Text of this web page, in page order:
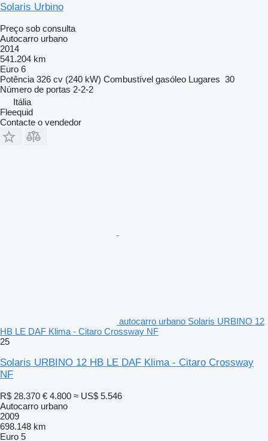
Solaris Urbino
Preço sob consulta
Autocarro urbano
2014
541.204 km
Euro 6
Potência 326 cv (240 kW) Combustível gasóleo Lugares 30
Número de portas 2-2-2
Itália
Fleequid
Contacte o vendedor
autocarro urbano Solaris URBINO 12
HB LE DAF Klima - Citaro Crossway NF
25
Solaris URBINO 12 HB LE DAF Klima - Citaro Crossway
NF
R$ 28.370 € 4.800 ≈ US$ 5.546
Autocarro urbano
2009
698.148 km
Euro 5